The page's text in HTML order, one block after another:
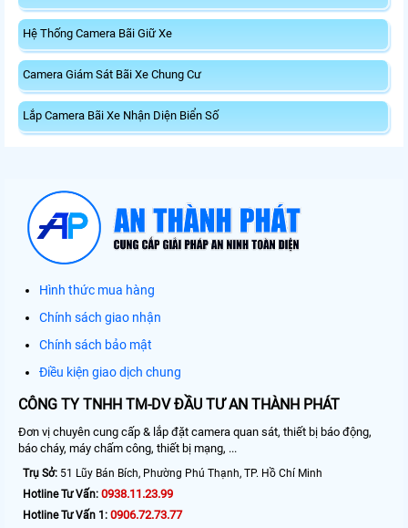
Hệ Thống Camera Bãi Giữ Xe
Camera Giám Sát Bãi Xe Chung Cư
Lắp Camera Bãi Xe Nhận Diện Biển Số
Hình thức mua hàng
Chính sách giao nhận
Chính sách bảo mật
Điều kiện giao dịch chung
CÔNG TY TNHH TM-DV ĐẦU TƯ AN THÀNH PHÁT
Đơn vị chuyên cung cấp & lắp đặt camera quan sát, thiết bị báo động,
báo cháy, máy chấm công, thiết bị mạng, ...
Trụ Sở: 51 Lũy Bán Bích, Phường Phú Thạnh, TP. Hồ Chí Minh
Hotline Tư Vấn: 0938.11.23.99
Hotline Tư Vấn 1: 0906.72.73.77